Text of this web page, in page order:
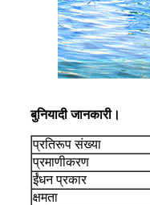
बुनियादी जानकारी।
प्रतिरूप संख्या
प्रमाणीकरण
ईंधन प्रकार
क्षमता